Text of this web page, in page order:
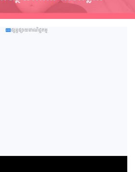
ផ្សព្វផ្សាយពាណិជ្ជកម្ម